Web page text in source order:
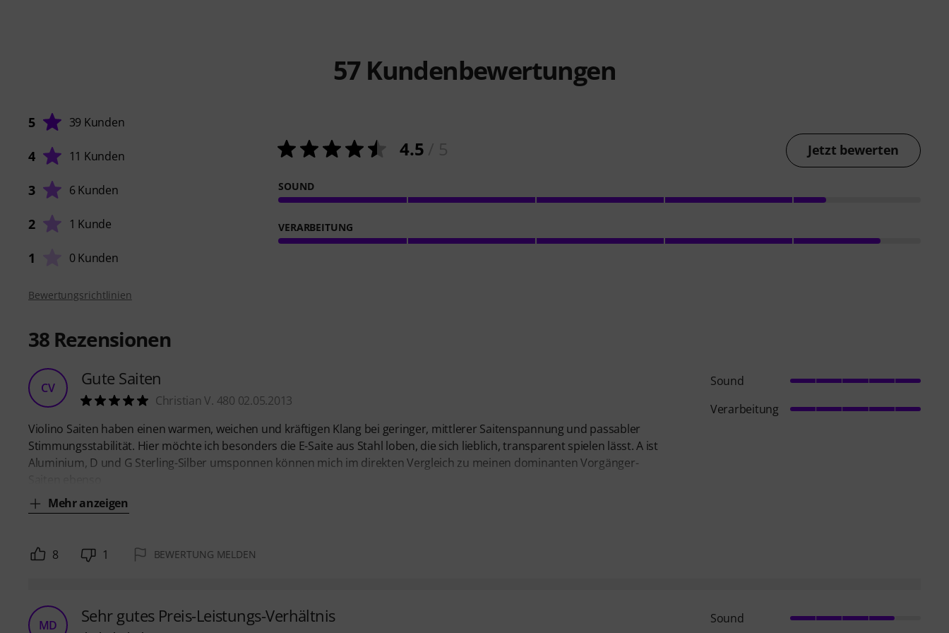
57Kundenbewertungen
5 39 Kunden
4 11 Kunden
3 6 Kunden
2 1 Kunde
1 0 Kunden
4.5 Jetzt bewerten
SOUND
VERARBEITUNG
Bewertungsrichtlinien
38 Rezensionen
CV Gute Saiten
Christian V. 480 02.05.2013
Violino Saiten haben einen warmen, weichen und kräftigen Klang bei geringer, mittlerer Saitenspannung und passabler
Stimmungsstabilität. Hier möchte ich besonders die E-Saite aus Stahl loben, die sich lieblich, transparent spielen lässt. A ist
Aluminium, D und G Sterling-Silber umsponnen können mich im direkten Vergleich zu meinen dominanten Vorgänger-
Mehr anzeigen
Sound
Verarbeitung
8 1 BEWERTUNG MELDEN
MD Sehr gutes Preis-Leistungs-Verhältnis Sound